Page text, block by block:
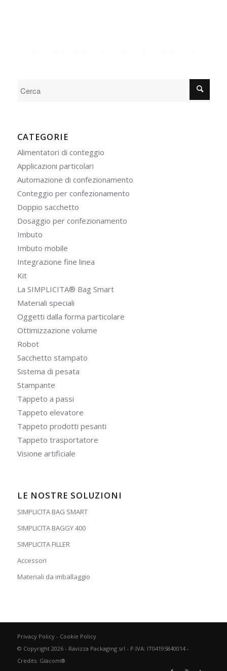
CATEGORIE
Alimentatori di conteggio
Applicazioni particolari
Automazione di confezionamento
Conteggio per confezionamento
Doppio sacchetto
Dosaggio per confezionamento
Imbuto
Imbuto mobile
Integrazione fine linea
Kit
La SIMPLICITA® Bag Smart
Materiali speciali
Oggetti dalla forma particolare
Ottimizzazione volume
Robot
Sacchetto stampato
Sistema di pesata
Stampante
Tappeto a passi
Tappeto elevatore
Tappeto prodotti pesanti
Tappeto trasportatore
Visione artificiale
LE NOSTRE SOLUZIONI
SIMPLICITA BAG SMART
SIMPLICITA BAGGY 400
SIMPLICITA FILLER
Accessori
Materiali da imballaggio
Privacy Policy- Cookie Policy
© Copyright 2026 - Ravizza Packaging srl - P.IVA: IT04195840014 -
Credits: Glacom®